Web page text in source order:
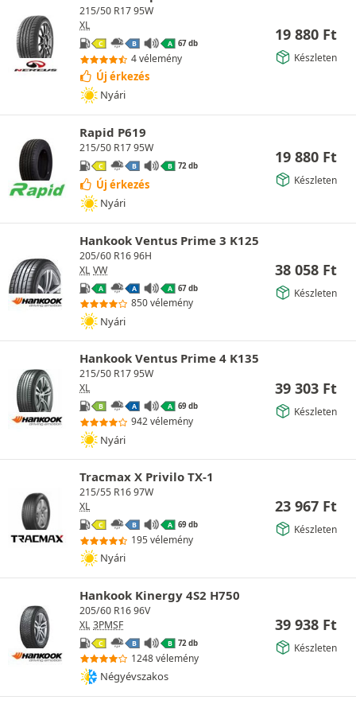
215/50 R17 95W
XL
C B A 67 db
4 vélemény
Új érkezés
Nyári
19 880 Ft
Készleten
Rapid P619
215/50 R17 95W
C B B 72 db
Új érkezés
Nyári
19 880 Ft
Készleten
Hankook Ventus Prime 3 K125
205/60 R16 96H
XL VW
A A A 67 db
850 vélemény
Nyári
38 058 Ft
Készleten
Hankook Ventus Prime 4 K135
215/50 R17 95W
XL
B A A 69 db
942 vélemény
Nyári
39 303 Ft
Készleten
Tracmax X Privilo TX-1
215/55 R16 97W
XL
C B A 69 db
195 vélemény
Nyári
23 967 Ft
Készleten
Hankook Kinergy 4S2 H750
205/60 R16 96V
XL 3PMSF
C B B 72 db
1248 vélemény
Négyévszakos
39 938 Ft
Készleten